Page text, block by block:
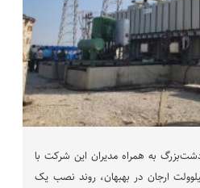
به همراه مدیران این شرکت با
در پست ۴۰۰ به ۱۳۲ کیلوولت ارجان در بهبهان، روند نصب یک